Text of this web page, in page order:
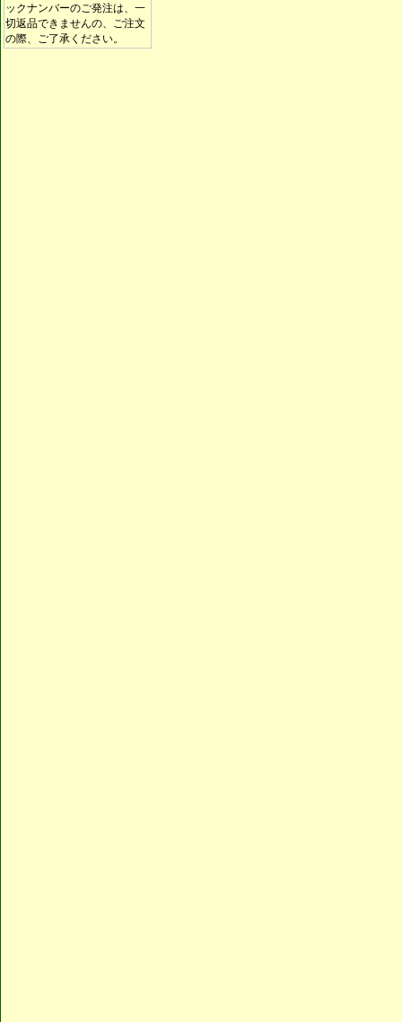
ックナンバーのご発注は、一
切返品できませんの、ご注文
の際、ご了承ください。